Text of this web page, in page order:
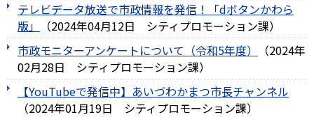
テレビデータ放送で市政情報を発信！「dボタンかわら
版」
（2024年04月12日 シティプロモーション課）
市政モニターアンケートについて（令和5年度）
（2024年
02月28日
シティプロモーション課）
【YouTubeで発信中】あいづわかまつ市長チャンネル
（2024年01月19日 シティプロモーション課）